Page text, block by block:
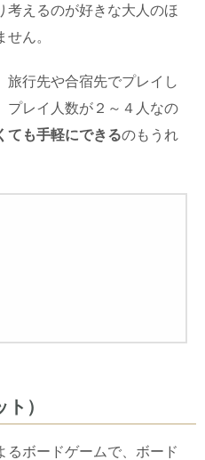
考えるのが好きな大人のほ
ん。
、旅行先や合宿先でプレイし
プレイ人数が２～４人なの
ても手軽にできるのもうれ
）
るボードゲームで、ボード